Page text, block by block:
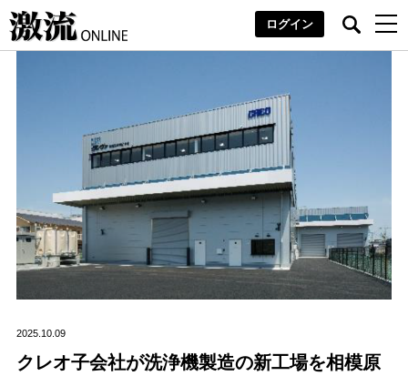
ログイン
2025.10.09
クレオ子会社が洗浄機製造の新工場を相模原